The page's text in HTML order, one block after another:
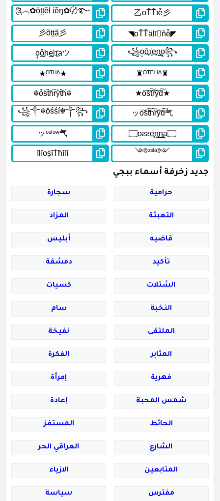
جديد زخرفة أسماء ببجي
حرامية سجارة
التعبئة المزاد
قاضيه أبليس
تأكيد دمشقة
الشتلات كسيات
النخبة سام
الملتقى نفيخة
المثابر الفكرة
فهرية إمرأة
شمس المحبة إعادة
الحائط المستفز
الشارع العراقي الحر
المتابعين الازياء
مفترس سياسة